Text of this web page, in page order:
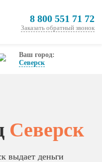
8 800 551 71 72
Заказать обратный звонок
Ваш город:
Северск
Северск
выдает деньги